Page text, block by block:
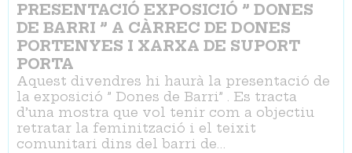
PRESENTACIÓ EXPOSICIÓ ” DONES
DE BARRI ” A CÀRREC DE DONES
PORTENYES I XARXA DE SUPORT
PORTA
Aquest divendres hi haurà la presentació de
la exposició ” Dones de Barri” . Es tracta
d’una mostra que vol tenir com a objectiu
retratar la feminització i el teixit
comunitari dins del barri de…